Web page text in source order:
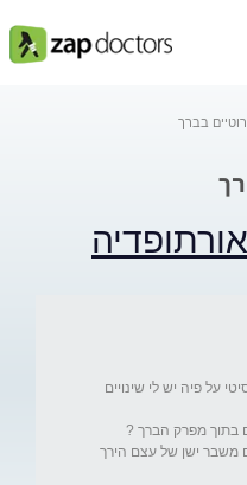
בברך
אורתופדיה
על פיה יש לי שינויים
משבר ישן של עצם הירך